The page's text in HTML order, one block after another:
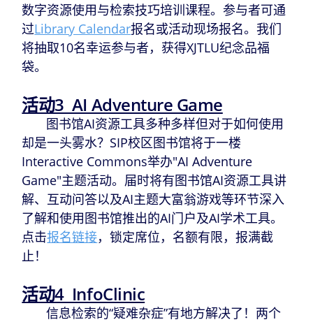
数字资源使用与检索技巧培训课程。参与者可通
过Library Calendar报名或活动现场报名。我们
将抽取10名幸运参与者，获得XJTLU纪念品福
袋。
活动3 AI Adventure Game
图书馆AI资源工具多种多样但对于如何使用
却是一头雾水？SIP校区图书馆将于一楼
Interactive Commons举办"AI Adventure
Game"主题活动。届时将有图书馆AI资源工具讲
解、互动问答以及AI主题大富翁游戏等环节深入
了解和使用图书馆推出的AI门户及AI学术工具。
点击报名链接，锁定席位，名额有限，报满截
止！
活动4 InfoClinic
信息检索的“疑难杂症”有地方解决了！两个